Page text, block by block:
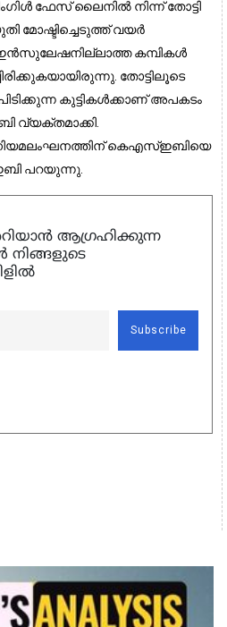
ഫേസ് ലൈനിൽ നിന്ന് തോട്ടി
മോഷ്ടിച്ചെടുത്ത് വയർ
ഇൻസുലേഷനില്ലാത്ത കമ്പികൾ
തോട്ടിലൂടെ
കുട്ടികൾക്കാണ് അപകടം
വ്യക്തമാക്കി.
കെഎസ്ഇബിയെ
പറയുന്നു.
ആഗ്രഹിക്കുന്ന
നിങ്ങളുടെ
Subscribe